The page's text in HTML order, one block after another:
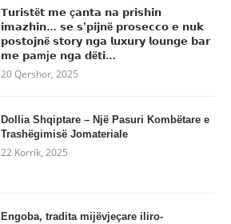
𝗧𝘂𝗿𝗶𝘀𝘁ë𝘁 𝗺𝗲 ç𝗮𝗻𝘁𝗮 𝗻𝗮 𝗽𝗿𝗶𝘀𝗵𝗶𝗻
𝗶𝗺𝗮𝘇𝗵𝗶𝗻… 𝘀𝗲 𝘀’𝗽𝗶𝗷𝗻ë 𝗽𝗿𝗼𝘀𝗲𝗰𝗰𝗼 𝗲 𝗻𝘂𝗸
𝗽𝗼𝘀𝘁𝗼𝗷𝗻ë 𝘀𝘁𝗼𝗿𝘆 𝗻𝗴𝗮 𝗹𝘂𝘅𝘂𝗿𝘆 𝗹𝗼𝘂𝗻𝗴𝗲 𝗯𝗮𝗿
𝗺𝗲 𝗽𝗮mj𝗲 𝗻𝗴𝗮 𝗱ë𝘁𝗶…
20 Qershor, 2025
Dollia Shqiptare – Një Pasuri Kombëtare e
Trashëgimisë Jomateriale
22 Korrik, 2025
Engoba, tradita mijëvjeçare iliro-